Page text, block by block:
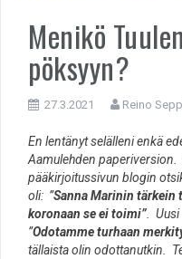
Menikö
pöksyyn?
27.3.2021 Reino
En lentänyt selälleni enkä
Aamulehden paperiversion.
pääkirjoitussivun blogin
oli: ”Sanna Marinin
koronaan se ei toimi” .
”Odotamme turhaan
tällaista olin odottanutkin.